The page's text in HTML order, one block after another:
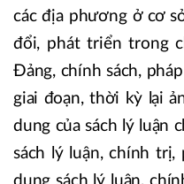
các địa phương ở cơ
đổi, phát triển trong
Đảng, chính sách,
giai đoạn, thời kỳ lại
dung của sách lý luận
sách lý luận, chính
dung sách lý luận,